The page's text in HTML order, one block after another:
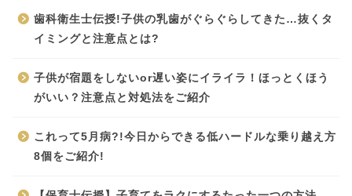
歯科衛生士伝授!子供の乳歯がぐらぐらしてきた…抜くタ
イミングと注意点とは?
子供が宿題をしないor遅い姿にイライラ！ほっとくほう
がいい？注意点と対処法をご紹介
これって5月病?!今日からできる低ハードルな乗り越え方
8個をご紹介!